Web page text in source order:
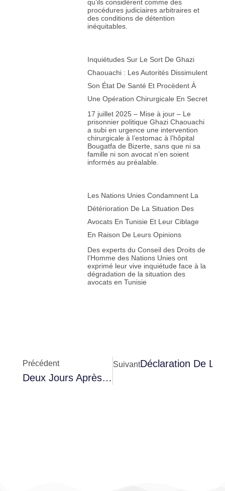
qu’ils considèrent comme des
procédures judiciaires arbitraires et
des conditions de détention
inéquitables.
Inquiétudes Sur Le Sort De Ghazi
Chaouachi : Les Autorités Dissimulent
Son État De Santé Et Procèdent À
Une Opération Chirurgicale En Secret
17 juillet 2025 – Mise à jour – Le
prisonnier politique Ghazi Chaouachi
a subi en urgence une intervention
chirurgicale à l’estomac à l’hôpital
Bougatfa de Bizerte, sans que ni sa
famille ni son avocat n’en soient
informés au préalable.
Les Nations Unies Condamnent La
Détérioration De La Situation Des
Avocats En Tunisie Et Leur Ciblage
En Raison De Leurs Opinions
Des experts du Conseil des Droits de
l’Homme des Nations Unies ont
exprimé leur vive inquiétude face à la
dégradation de la situation des
avocats en Tunisie
Précédent
Deux Jours Après Sa Libération : Nouvelle Condamnation Pour Ahmed Laamari
SuivantDéclaration De